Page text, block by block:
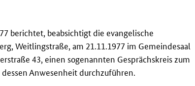
berichtet, beabsichtigt die evangelische
Weitlingstraße, am 21.11.1977 im Gemeindesaal
43, einen sogenannten Gesprächskreis zum
Anwesenheit durchzuführen.